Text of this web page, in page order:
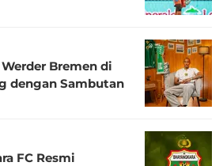
Bremen di
dengan Sambutan
FC Resmi